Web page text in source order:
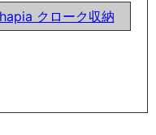
hapia クローク収納